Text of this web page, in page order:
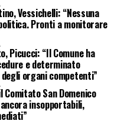
Vessichelli: “Nessuna
Pronti a monitorare
Picucci: “Il Comune ha
e determinato
organi competenti”
San Domenico
insopportabili,